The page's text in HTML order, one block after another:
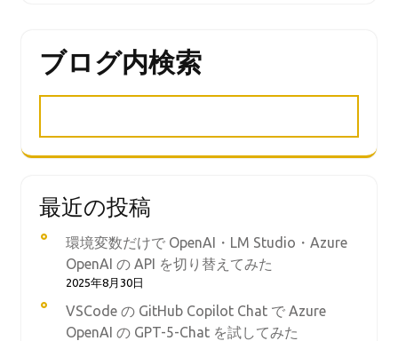
ブログ内検索
最近の投稿
環境変数だけで OpenAI・LM Studio・Azure
OpenAI の API を切り替えてみた
2025年8月30日
VSCode の GitHub Copilot Chat で Azure
OpenAI の GPT-5-Chat を試してみた